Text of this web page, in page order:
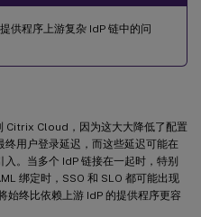
供程序上游复杂 IdP 链中的问
Citrix Cloud，因为这大大降低了配置
用户登录延迟，而这些延迟可能在
。当多个 IdP 链接在一起时，特别
绑定时，SSO 和 SLO 都可能出现
始终比依赖上游 IdP 的提供程序更容